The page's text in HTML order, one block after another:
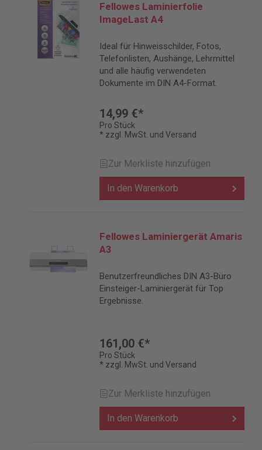
Fellowes Laminierfolie
ImageLast A4
Ideal für Hinweisschilder, Fotos,
Telefonlisten, Aushänge, Lehrmittel
und alle häufig verwendeten
Dokumente im DIN A4-Format.
14,99 €*
Pro Stück
* zzgl. MwSt. und Versand
Zur Merkliste hinzufügen
In den Warenkorb
Fellowes Laminiergerät Amaris
A3
Benutzerfreundliches DIN A3-Büro
Einsteiger-Laminiergerät für Top
Ergebnisse.
161,00 €*
Pro Stück
* zzgl. MwSt. und Versand
Zur Merkliste hinzufügen
In den Warenkorb